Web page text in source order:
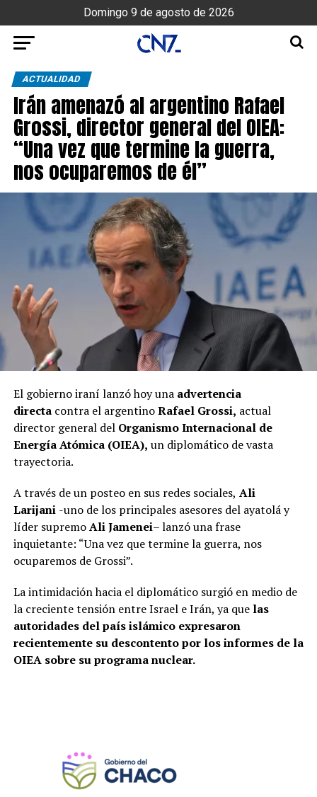
Domingo 9 de agosto de 2026
ACTUALIDAD
Irán amenazó al argentino Rafael
Grossi, director general del OIEA:
“Una vez que termine la guerra,
nos ocuparemos de él”
El gobierno iraní lanzó hoy una advertencia
directa contra el argentinoRafael Grossi, actual
director general delOrganismo Internacional de
Energía Atómica (OIEA), un diplomático de vasta
trayectoria.
A través de un posteo en sus redes sociales, Ali
Larijani -uno de los principales asesores del ayatolá y
líder supremoAli Jamenei– lanzó una frase
inquietante: “Una vez que termine la guerra, nos
ocuparemos de Grossi”.
La intimidación hacia el diplomático surgió en medio de
la creciente tensión entre Israel e Irán, ya que las
autoridades del país islámico expresaron
recientemente su descontento por los informes de la
OIEA sobre su programa nuclear.